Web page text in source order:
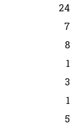
24
7
8
1
3
1
5